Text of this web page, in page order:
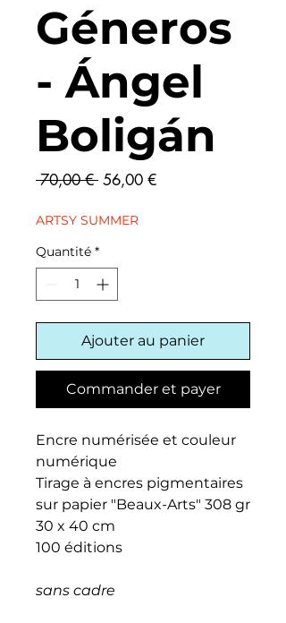
Géneros
- Ángel
Boligán
70,00 € Prix
56,00 €Prix
ARTSY SUMMER
Quantité *
Ajouter au panier
Commander et payer
Encre numérisée et couleur
numérique
Tirage à encres pigmentaires
sur papier "Beaux-Arts" 308 gr
30 x 40 cm
100 éditions
sans cadre